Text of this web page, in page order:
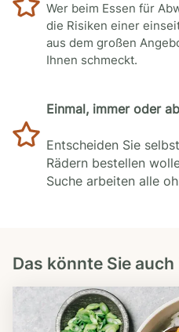
Wer beim Essen für
die Risiken einer
aus dem großen
Ihnen schmeckt.
Einmal, immer oder
Entscheiden Sie
Rädern bestellen
Suche arbeiten alle
Das könnte Sie